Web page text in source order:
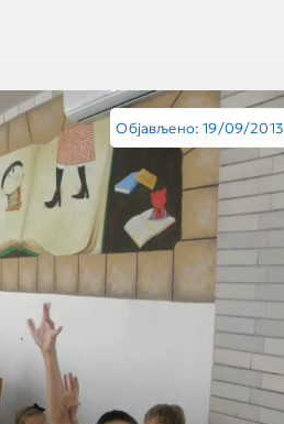
Објављено: 19/09/2013